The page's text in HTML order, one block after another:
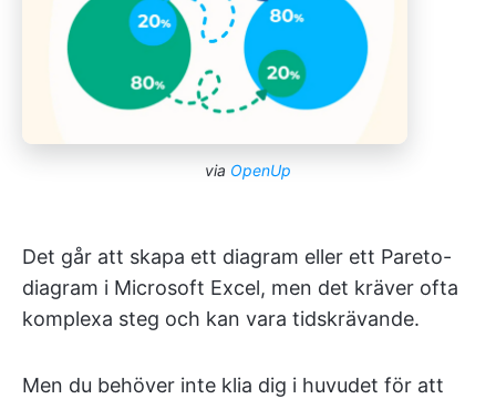
via OpenUp
Det går att skapa ett diagram eller ett Pareto-
diagram i Microsoft Excel, men det kräver ofta
komplexa steg och kan vara tidskrävande.
Men du behöver inte klia dig i huvudet för att